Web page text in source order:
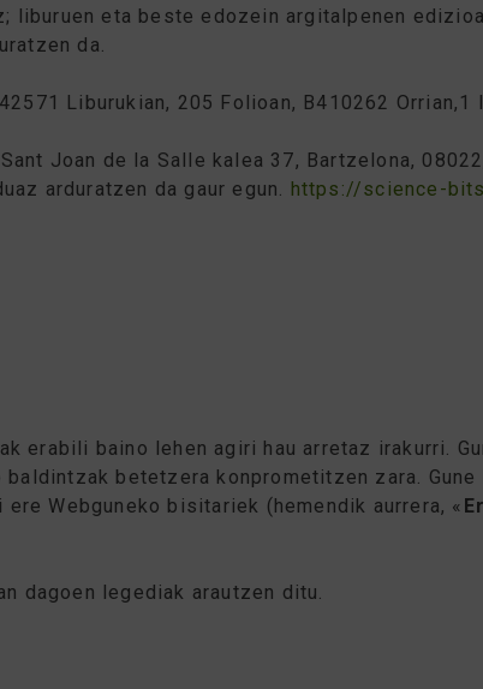
eta beste edozein argitalpenen
da.
Liburukian, 205 Folioan, B410262 Orrian,1
Joan de la Salle kalea 37, Bartzelona,
arduratzen da gaur egun. https://science-
erabili baino lehen agiri hau arretaz irakurri.
betetzera konprometitzen zara.
Webguneko bisitariek (hemendik aurrera, «
dagoen legediak arautzen ditu.